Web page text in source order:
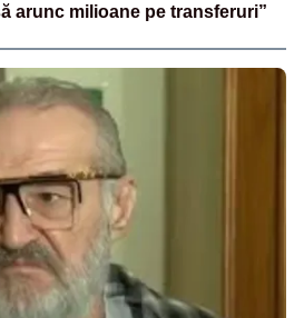
arunc milioane pe transferuri”